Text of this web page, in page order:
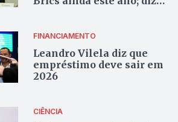
FINANCIAMENTO
Leandro Vilela diz que
empréstimo deve sair em
2026
CIÊNCIA